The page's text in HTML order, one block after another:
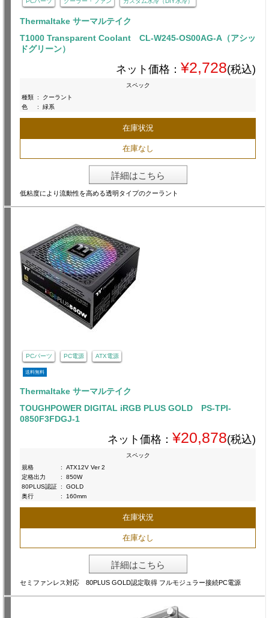
Thermaltake サーマルテイク
T1000 Transparent Coolant CL-W245-OS00AG-A（アシッ
ドグリーン）
ネット価格： ¥2,728(税込)
スペック
種類 :
クーラント
色
: 緑系
在庫状況
在庫なし
詳細はこちら
低粘度により流動性を高める透明タイプのクーラント
PCパーツ PC電源 ATX電源
送料無料
Thermaltake サーマルテイク
TOUGHPOWER DIGITAL iRGB PLUS GOLD PS-TPI-
0850F3FDGJ-1
ネット価格： ¥20,878(税込)
スペック
規格
:
ATX12V Ver 2
定格出力
:
850W
80PLUS認証 :
GOLD
奥行
: 160mm
在庫状況
在庫なし
詳細はこちら
セミファンレス対応 80PLUS GOLD認定取得 フルモジュラー接続PC電源